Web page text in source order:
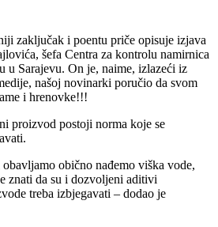
zaključak i poentu priče opisuje izjava
šefa Centra za kontrolu namirnica
u Sarajevu. On je, naime, izlazeći iz
našoj novinarki poručio da svom
i hrenovke!!!
proizvod postoji norma koje se
obično nađemo viška vode,
znati da su i dozvoljeni aditivi
treba izbjegavati – dodao je